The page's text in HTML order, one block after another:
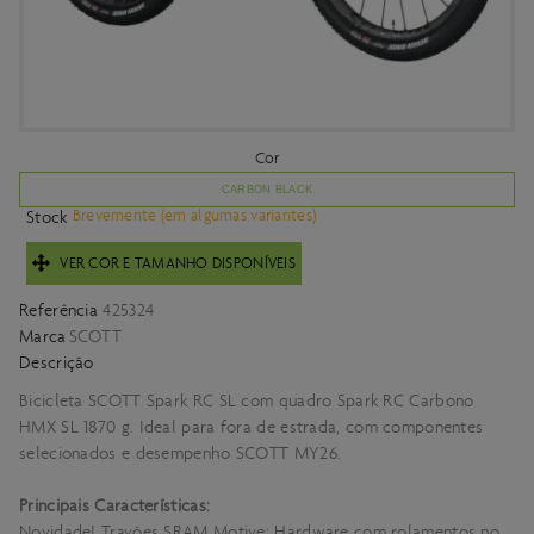
Cor
CARBON BLACK
Stock Brevemente (em algumas variantes)
VER COR E TAMANHO DISPONÍVEIS
Referência 425324
Marca SCOTT
Descrição
Bicicleta SCOTT Spark RC SL com quadro Spark RC Carbono
HMX SL 1870 g. Ideal para fora de estrada, com componentes
selecionados e desempenho SCOTT MY26.
Principais Características: